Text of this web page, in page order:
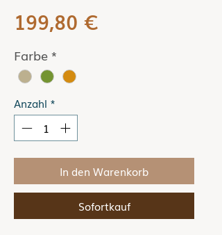
199,80 €Preis
Farbe*
Anzahl *
In den Warenkorb
Sofortkauf